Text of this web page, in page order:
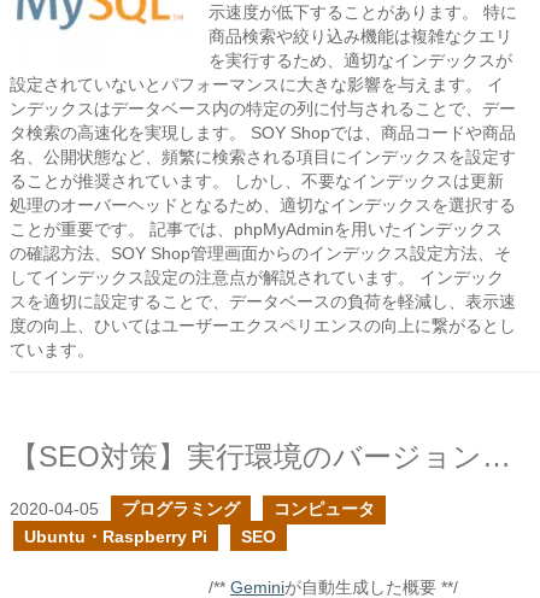
示速度が低下することがあります。 特に
商品検索や絞り込み機能は複雑なクエリ
を実行するため、適切なインデックスが
設定されていないとパフォーマンスに大きな影響を与えます。 イ
ンデックスはデータベース内の特定の列に付与されることで、デー
タ検索の高速化を実現します。 SOY Shopでは、商品コードや商品
名、公開状態など、頻繁に検索される項目にインデックスを設定す
ることが推奨されています。 しかし、不要なインデックスは更新
処理のオーバーヘッドとなるため、適切なインデックスを選択する
ことが重要です。 記事では、phpMyAdminを用いたインデックス
の確認方法、SOY Shop管理画面からのインデックス設定方法、そ
してインデックス設定の注意点が解説されています。 インデック
スを適切に設定することで、データベースの負荷を軽減し、表示速
度の向上、ひいてはユーザーエクスペリエンスの向上に繋がるとし
ています。
【SEO対策】実行環境のバージョンを上げて高速化
2020-04-05 プログラミング
コンピュータ
Ubuntu・Raspberry Pi
SEO
/** Geminiが自動生成した概要 **/